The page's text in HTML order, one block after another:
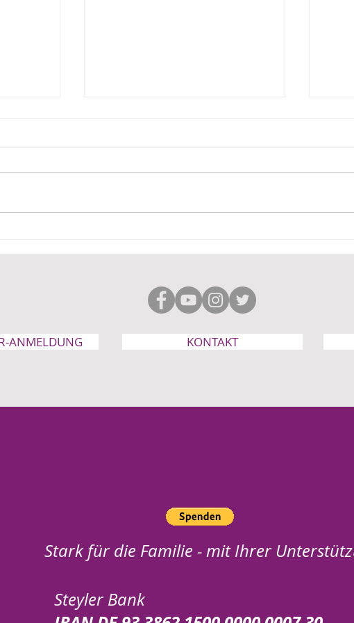
Kommentar von Judith
ANMELDUNG KONTAKT
Stark für die Familie - mit Ihrer
Steyler Bank